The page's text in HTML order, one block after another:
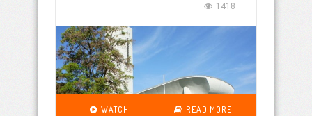
1418
WATCH READ MORE